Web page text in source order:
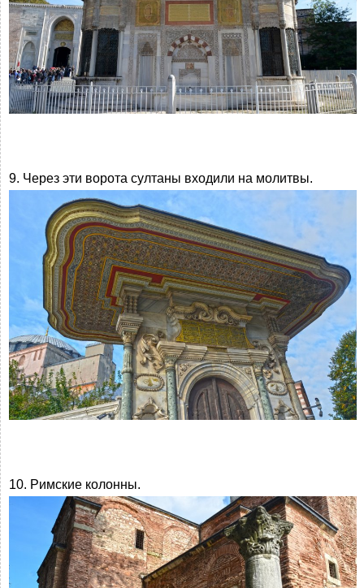
9. Через эти ворота султаны входили на молитвы.
10. Римские колонны.